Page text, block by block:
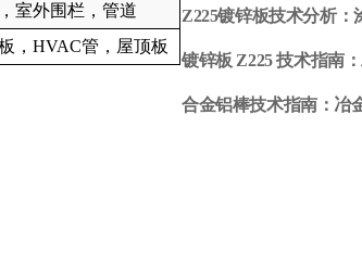
室外围栏，管道
，HVAC管，屋顶板
Z225镀锌板技术分析：
镀锌板 Z225 技术指南
合金铝棒技术指南：冶